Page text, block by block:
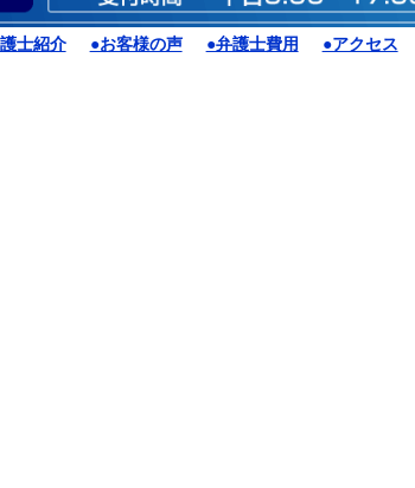
士紹介 ●お客様の声 ●弁護士費用 ●アクセス